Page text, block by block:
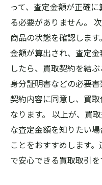
って、査定金額が正確
る必要がありません。
商品の状態を確認しま
金額が算出され、査定
したら、買取契約を結
身分証明書などの必要書
契約内容に同意し、買
なります。 以上が、買
な査定金額を知りたい
ことをおすすめします
で安心できる買取取引を